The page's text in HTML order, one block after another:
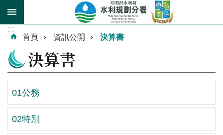
跳到主要內容區塊
進
階
搜
關
:::
首頁 資訊公開 決算書
決算書
01公務
02特別